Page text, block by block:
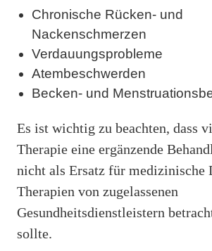
Chronische Rücken- und
Nackenschmerzen
Verdauungsprobleme
Atembeschwerden
Becken- und
Es ist wichtig zu beachten, dass
Therapie eine ergänzende
nicht als Ersatz für medizinische
Therapien von zugelassenen
Gesundheitsdienstleistern
sollte.